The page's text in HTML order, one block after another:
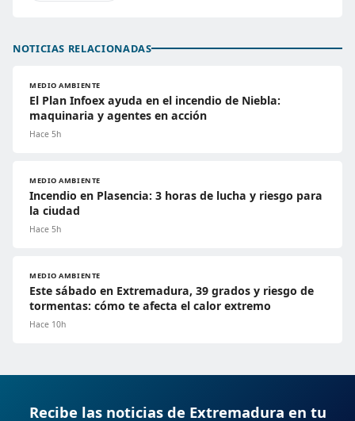
NOTICIAS RELACIONADAS
MEDIO AMBIENTE
El Plan Infoex ayuda en el incendio de Niebla:
maquinaria y agentes en acción
Hace 5h
MEDIO AMBIENTE
Incendio en Plasencia: 3 horas de lucha y riesgo para
la ciudad
Hace 5h
MEDIO AMBIENTE
Este sábado en Extremadura, 39 grados y riesgo de
tormentas: cómo te afecta el calor extremo
Hace 10h
Recibe las noticias de Extremadura en tu